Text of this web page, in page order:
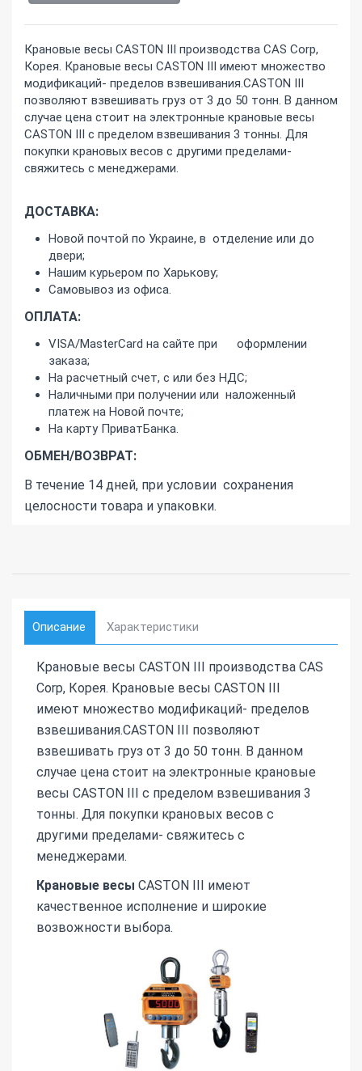
Крановые весы CASTON III производства CAS Corp,
Корея. Крановые весы CASTON III имеют множество
модификаций- пределов взвешивания.CASTON III
позволяют взвешивать груз от 3 до 50 тонн. В данном
случае цена стоит на электронные крановые весы
CASTON III с пределом взвешивания 3 тонны. Для
покупки крановых весов с другими пределами-
свяжитесь с менеджерами.
ДОСТАВКА:
Новой почтой по Украине, в отделение или до
двери;
Нашим курьером по Харькову;
Самовывоз из офиса.
ОПЛАТА:
VISA/MasterCard на сайте при оформлении
заказа;
На расчетный счет, с или без НДС;
Наличными при получении или наложенный
платеж на Новой почте;
На карту ПриватБанка.
ОБМЕН/ВОЗВРАТ:
В течение 14 дней, при условии сохранения
целосности товара и упаковки.
Описание Характеристики
Крановые весы CASTON III производства CAS
Corp, Корея. Крановые весы CASTON III
имеют множество модификаций- пределов
взвешивания.CASTON III позволяют
взвешивать груз от 3 до 50 тонн. В данном
случае цена стоит на электронные крановые
весы CASTON III с пределом взвешивания 3
тонны. Для покупки крановых весов с
другими пределами- свяжитесь с
менеджерами.
Крановые весы CASTON III имеют
качественное исполнение и широкие
возвожности выбора.